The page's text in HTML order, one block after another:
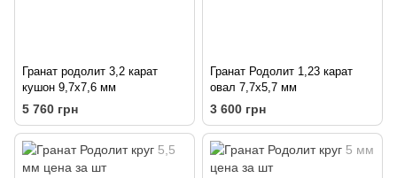
Гранат родолит 3,2 карат
кушон 9,7х7,6 мм
5 760 грн
Гранат Родолит 1,23 карат
овал 7,7х5,7 мм
3 600 грн